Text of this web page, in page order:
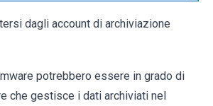
dagli account di archiviazione
potrebbero essere in grado di
che gestisce i dati archiviati nel